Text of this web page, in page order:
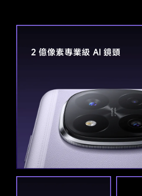
2 億像素專業級 AI 鏡頭